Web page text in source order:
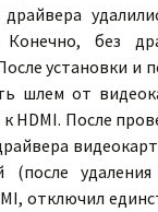
Конечно, без
установки и
шлем от
к HDMI. После
(после
отключил